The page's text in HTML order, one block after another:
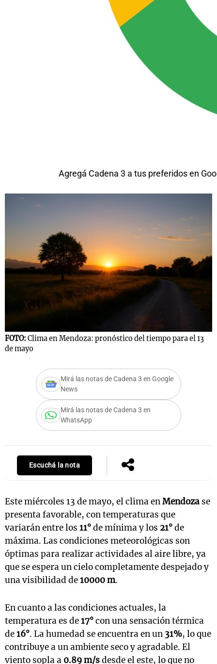
Agregá Cadena 3 a tus preferidos en
FOTO: Clima en Mendoza: pronóstico del tiempo para el 13
de mayo
Mirá las notas de Cadena 3 en Google
News
Mirá las notas de Cadena 3 en
WhatsApp
Escuchá la nota
Este miércoles 13 de mayo, el clima enMendoza se
presenta favorable, con temperaturas que
variarán entre los 11°de mínima y los 21°de
máxima. Las condiciones meteorológicas son
óptimas para realizar actividades al aire libre, ya
que se espera un cielo completamente despejado y
una visibilidad de10000 m.
En cuanto a las condiciones actuales, la
temperatura es de17°con una sensación térmica
de16°. La humedad se encuentra en un 31%, lo que
contribuye a un ambiente seco y agradable. El
viento sopla a 0.89 m/sdesde el este, lo que no